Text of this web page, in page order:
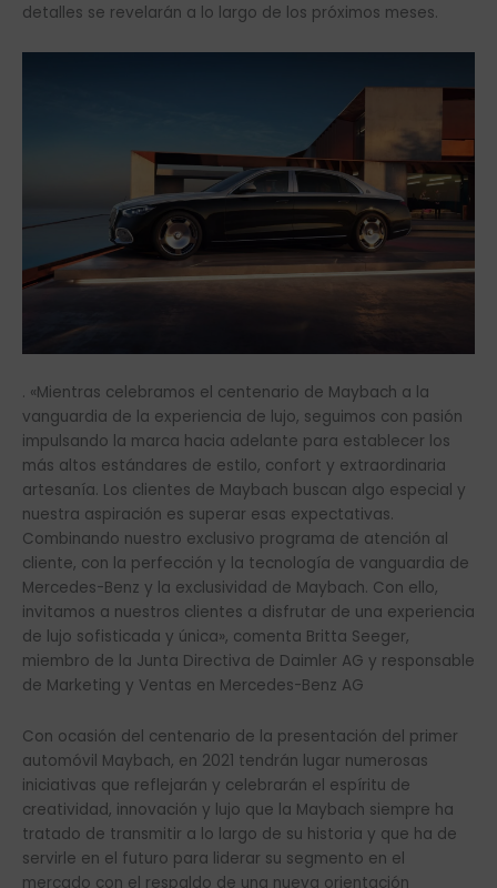
detalles se revelarán a lo largo de los próximos meses.
. «Mientras celebramos el centenario de Maybach a la
vanguardia de la experiencia de lujo, seguimos con pasión
impulsando la marca hacia adelante para establecer los
más altos estándares de estilo, confort y extraordinaria
artesanía. Los clientes de Maybach buscan algo especial y
nuestra aspiración es superar esas expectativas.
Combinando nuestro exclusivo programa de atención al
cliente, con la perfección y la tecnología de vanguardia de
Mercedes-Benz y la exclusividad de Maybach. Con ello,
invitamos a nuestros clientes a disfrutar de una experiencia
de lujo sofisticada y única», comenta Britta Seeger,
miembro de la Junta Directiva de Daimler AG y responsable
de Marketing y Ventas en Mercedes-Benz AG
Con ocasión del centenario de la presentación del primer
automóvil Maybach, en 2021 tendrán lugar numerosas
iniciativas que reflejarán y celebrarán el espíritu de
creatividad, innovación y lujo que la Maybach siempre ha
tratado de transmitir a lo largo de su historia y que ha de
servirle en el futuro para liderar su segmento en el
mercado con el respaldo de una nueva orientación